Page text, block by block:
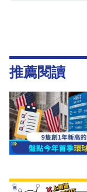
推薦閱讀